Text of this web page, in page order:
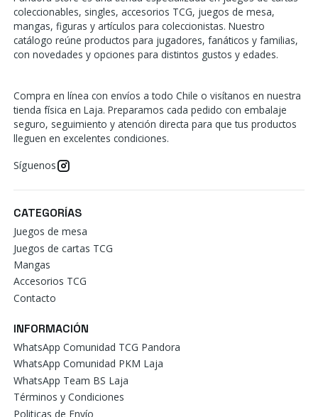
coleccionables, singles, accesorios TCG, juegos de mesa,
mangas, figuras y artículos para coleccionistas. Nuestro
catálogo reúne productos para jugadores, fanáticos y familias,
con novedades y opciones para distintos gustos y edades.
Compra en línea con envíos a todo Chile o visítanos en nuestra
tienda física en Laja. Preparamos cada pedido con embalaje
seguro, seguimiento y atención directa para que tus productos
lleguen en excelentes condiciones.
Síguenos
CATEGORÍAS
Juegos de mesa
Juegos de cartas TCG
Mangas
Accesorios TCG
Contacto
INFORMACIÓN
WhatsApp Comunidad TCG Pandora
WhatsApp Comunidad PKM Laja
WhatsApp Team BS Laja
Términos y Condiciones
Politicas de Envío